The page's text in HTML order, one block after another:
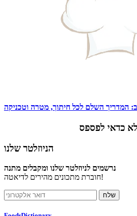
המדריך השלם לכל חיתוך, מטרה וטכניקה
הניוזלטר שלנו
נרשמים לניוזלטר שלנו ומקבלים מתנה
חוברת מתכונים מהירים לדיאטה!